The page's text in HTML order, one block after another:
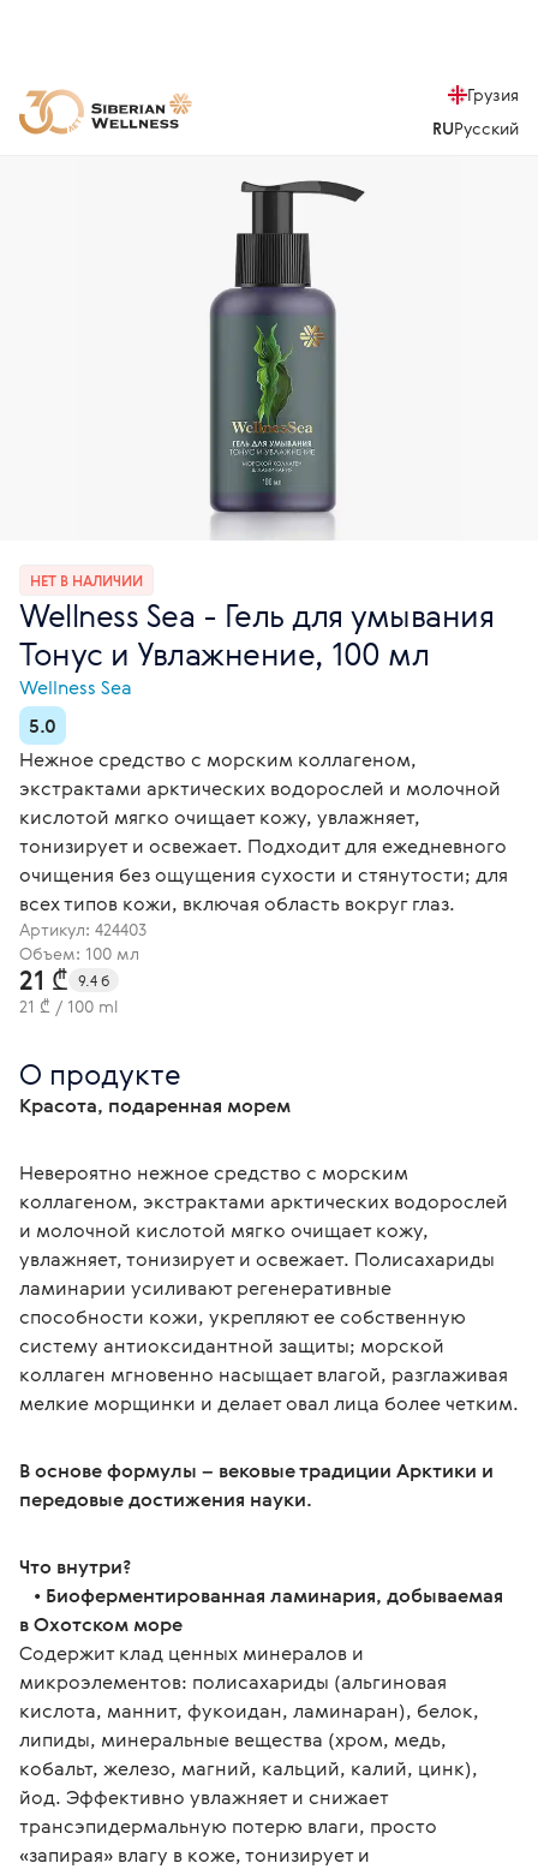
Грузия
RUРусский
НЕТ В НАЛИЧИИ
Wellness Sea - Гель для умывания
Тонус и Увлажнение, 100 мл
Wellness Sea
5.0
Нежное средство с морским коллагеном,
экстрактами арктических водорослей и молочной
кислотой мягко очищает кожу, увлажняет,
тонизирует и освежает. Подходит для ежедневного
очищения без ощущения сухости и стянутости; для
всех типов кожи, включая область вокруг глаз.
Артикул: 424403
Объем: 100 мл
21 ₾ 9.4 б
21 ₾ / 100 ml
О продукте
Красота, подаренная морем
Невероятно нежное средство с морским
коллагеном, экстрактами арктических водорослей
и молочной кислотой мягко очищает кожу,
увлажняет, тонизирует и освежает. Полисахариды
ламинарии усиливают регенеративные
способности кожи, укрепляют ее собственную
систему антиоксидантной защиты; морской
коллаген мгновенно насыщает влагой, разглаживая
мелкие морщинки и делает овал лица более четким.
В основе формулы – вековые традиции Арктики и
передовые достижения науки.
Что внутри?
• Биоферментированная ламинария, добываемая
в Охотском море
Содержит клад ценных минералов и
микроэлементов: полисахариды (альгиновая
кислота, маннит, фукоидан, ламинаран), белок,
липиды, минеральные вещества (хром, медь,
кобальт, железо, магний, кальций, калий, цинк),
йод. Эффективно увлажняет и снижает
трансэпидермальную потерю влаги, просто
«запирая» влагу в коже, тонизирует и